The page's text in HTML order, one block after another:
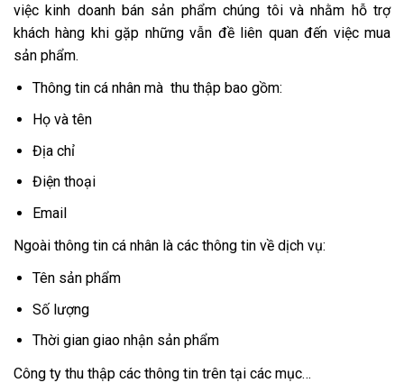
việc kinh doanh bán sản phẩm chúng tôi và nhằm hỗ trợ
khách hàng khi gặp những vẫn đề liên quan đến việc mua
sản phẩm.
Thông tin cá nhân mà thu thập bao gồm:
Họ và tên
Địa chỉ
Điện thoại
Email
Ngoài thông tin cá nhân là các thông tin về dịch vụ:
Tên sản phẩm
Số lượng
Thời gian giao nhận sản phẩm
Công ty thu thập các thông tin trên tại các mục…